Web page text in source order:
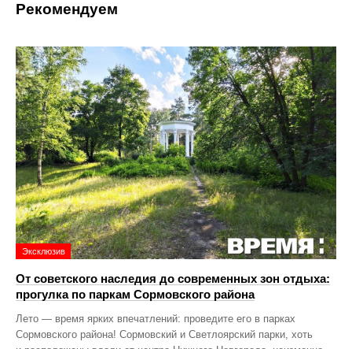
Рекомендуем
Эксклюзив
От советского наследия до современных зон отдыха:
прогулка по паркам Сормовского района
Лето — время ярких впечатлений: проведите его в парках
Сормовского района! Сормовский и Светлоярский парки, хоть